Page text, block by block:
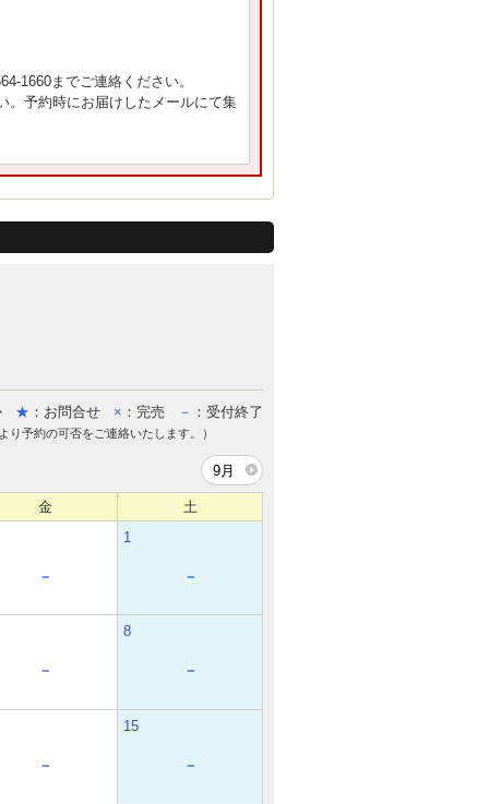
1660までご連絡ください。
。予約時にお届けしたメールにて集
★ ：お問合せ × ：完売 － ：受付終了
り予約の可否をご連絡いたします。）
9月
金
土
－
1
－
－
8
－
－
15
－